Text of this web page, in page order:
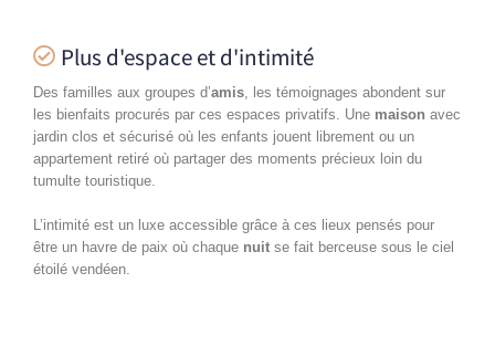
Plus d'espace et d'intimité
Des familles aux groupes d’amis , les témoignages abondent sur
les bienfaits procurés par ces espaces privatifs. Une maison avec
jardin clos et sécurisé où les enfants jouent librement ou un
appartement retiré où partager des moments précieux loin du
tumulte touristique.
L’intimité est un luxe accessible grâce à ces lieux pensés pour
être un havre de paix où chaque nuit se fait berceuse sous le ciel
étoilé vendéen.